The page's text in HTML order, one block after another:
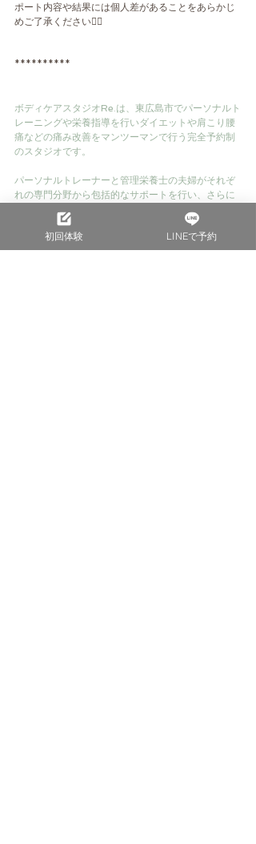
ポート内容や結果には個人差があることをあらかじ
めご了承ください🙇‍♂️
**********
ボディケアスタジオRe.は、東広島市でパーソナルト
レーニングや栄養指導を行いダイエットや肩こり腰
痛などの痛み改善をマンツーマンで行う完全予約制
のスタジオです。
パーソナルトレーナーと管理栄養士の夫婦がそれぞ
れの専門分野から包括的なサポートを行い、さらに
夫婦ならではの緻密な情報共有と連携により、お客
様への運動・栄養サポートを的確にベストタイミン
グでご提供します。
初回体験 LINEで予約